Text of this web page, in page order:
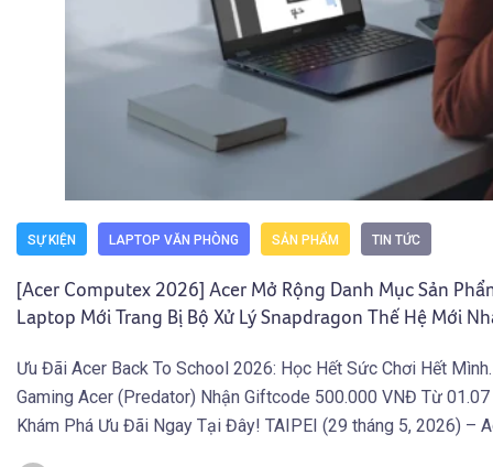
SỰ KIỆN LAPTOP VĂN PHÒNG SẢN PHẨM TIN TỨC
[Acer Computex 2026] Acer Mở Rộng Danh Mục Sản
Laptop Mới Trang Bị Bộ Xử Lý Snapdragon Thế Hệ Mới
Ưu Đãi Acer Back To School 2026: Học Hết Sức Chơi Hết
Gaming Acer (Predator) Nhận Giftcode 500.000 VNĐ Từ
Khám Phá Ưu Đãi Ngay Tại Đây! TAIPEI (29 tháng 5, 2026) –